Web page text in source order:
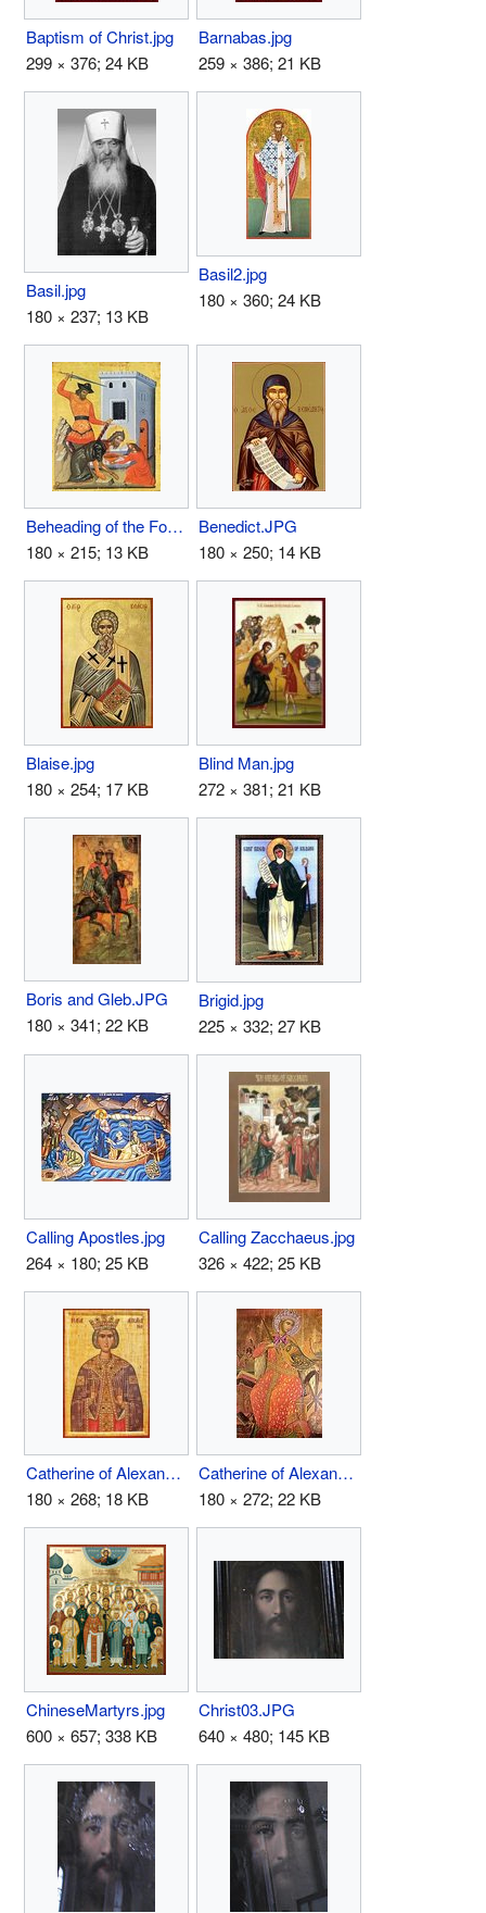
Baptism of Christ.jpg
299 × 376; 24 KB
Barnabas.jpg
259 × 386; 21 KB
Basil.jpg
180 × 237; 13 KB
Basil2.jpg
180 × 360; 24 KB
Beheading of the Forerunner.jpg
180 × 215; 13 KB
Benedict.JPG
180 × 250; 14 KB
Blaise.jpg
180 × 254; 17 KB
Blind Man.jpg
272 × 381; 21 KB
Boris and Gleb.JPG
180 × 341; 22 KB
Brigid.jpg
225 × 332; 27 KB
Calling Apostles.jpg
264 × 180; 25 KB
Calling Zacchaeus.jpg
326 × 422; 25 KB
Catherine of Alexandria.jpg
180 × 268; 18 KB
Catherine of Alexandria2.jpg
180 × 272; 22 KB
ChineseMartyrs.jpg
600 × 657; 338 KB
Christ03.JPG
640 × 480; 145 KB